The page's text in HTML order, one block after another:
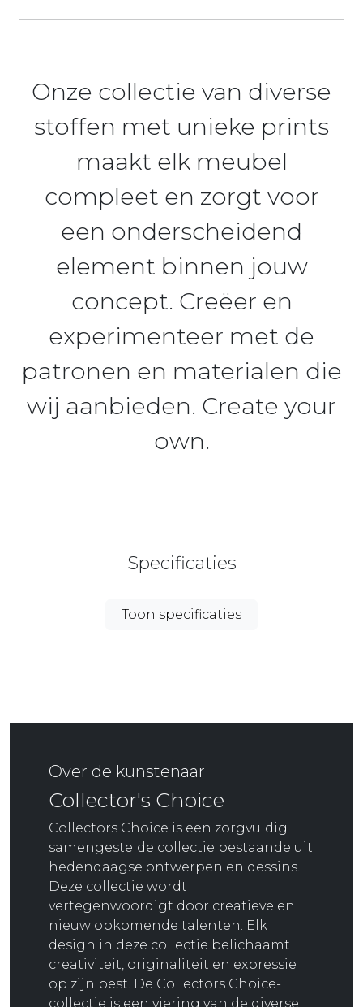
Onze collectie van diverse
stoffen met unieke prints
maakt elk meubel
compleet en zorgt voor
een onderscheidend
element binnen jouw
concept. Creëer en
experimenteer met de
patronen en materialen die
wij aanbieden. Create your
own.
Specificaties
Toon specificaties
Over de kunstenaar
Collector's Choice
Collectors Choice is een zorgvuldig
samengestelde collectie bestaande uit
hedendaagse ontwerpen en dessins.
Deze collectie wordt
vertegenwoordigt door creatieve en
nieuw opkomende talenten. Elk
design in deze collectie belichaamt
creativiteit, originaliteit en expressie
op zijn best. De Collectors Choice-
collectie is een viering van de diverse